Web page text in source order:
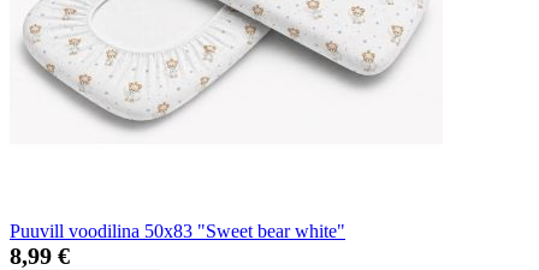
Puuvill voodilina 50x83 "Sweet bear white"
8,99 €